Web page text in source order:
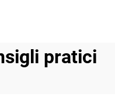
pratici